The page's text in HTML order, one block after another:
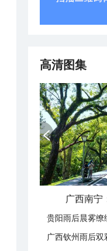
高清图集
呼伦贝尔草
贵阳雨后晨雾缭
广西钦州雨后双